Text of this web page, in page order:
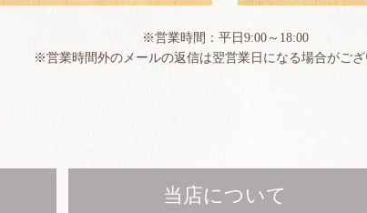
※営業時間：平日9:00～18:00
※営業時間外のメールの返信は翌営業日になる場合がござ
当店について